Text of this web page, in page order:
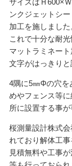
サイズはＨ600×
ンクジェットシ
加工を施しました
これで十分な耐
マットラミネー
文字がはっきりと
4隅に5㎜Φの穴を
めやフェンス等
所に設置する事が
桜測量設計株式
れており解体工事
見積無料や工事